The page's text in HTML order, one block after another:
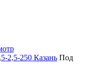
2,5-250 Казань Под